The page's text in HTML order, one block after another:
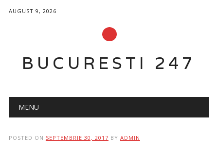
AUGUST 9, 2026
BUCURESTI 247
Main menu
MENU
POSTED ON SEPTEMBRIE 30, 2017 BY ADMIN